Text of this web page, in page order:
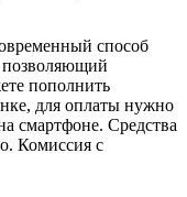
способ
пополнить
для оплаты нужно
смартфоне. Средства
Комиссия с